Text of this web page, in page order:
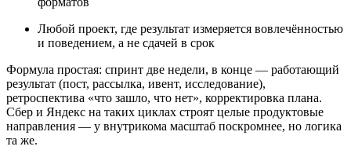
Любой проект, где результат измеряется вовлечённостью
и поведением, а не сдачей в срок
Формула простая: спринт две недели, в конце — работающий
результат (пост, рассылка, ивент, исследование),
ретроспектива «что зашло, что нет», корректировка плана.
Сбер и Яндекс на таких циклах строят целые продуктовые
направления — у внутрикома масштаб поскромнее, но логика
та же.